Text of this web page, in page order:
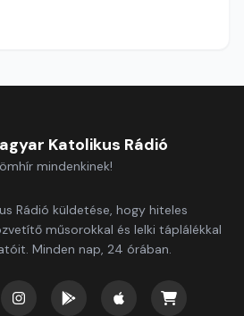
Katolikus Rádió
mindenkinek!
Rádió küldetése, hogy hiteles
műsorokkal és lelki táplálékkal
Minden nap, 24 órában.